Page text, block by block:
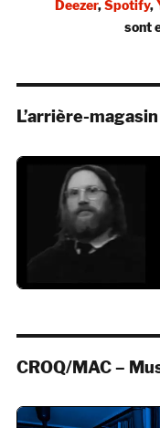
Deezer,Spotify,
sont
L’arrière-
CROQ/MAC –